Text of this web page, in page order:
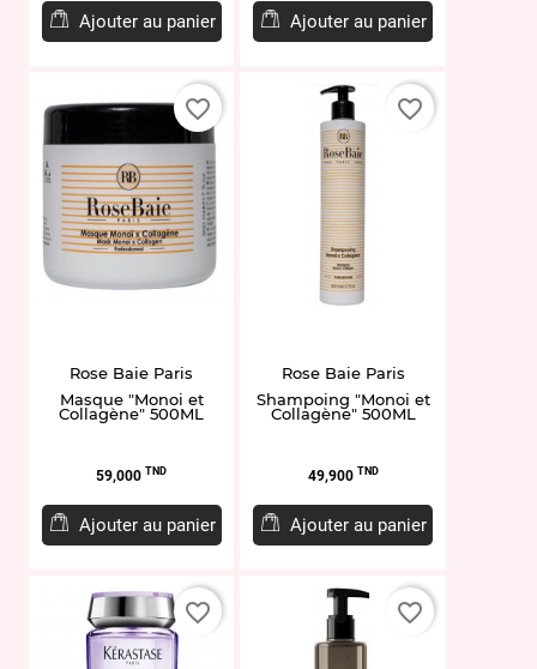
Ajouter au panier Ajouter au panier
Rose Baie Paris
Masque "Monoi et
Collagène" 500ML
Prix
59,000 TND
Ajouter au panier
favorite_border
Rose Baie Paris
Shampoing "Monoi et
Collagène" 500ML
Prix
49,900 TND
Ajouter au panier
favorite_border
favorite_border favorite_border